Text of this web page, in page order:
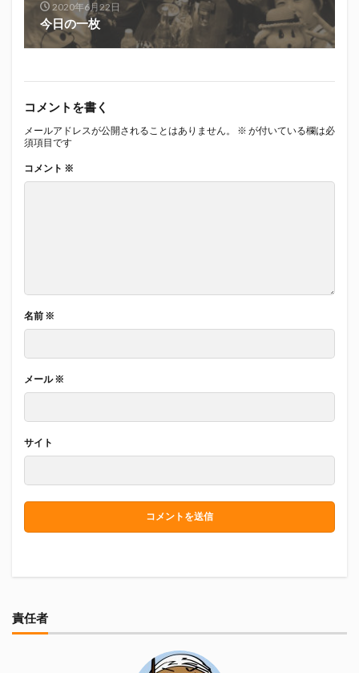
2020年6月22日
今日の一枚
コメントを書く
メールアドレスが公開されることはありません。 ※ が付いている欄は必
須項目です
コメント ※
名前 ※
メール※
サイト
責任者